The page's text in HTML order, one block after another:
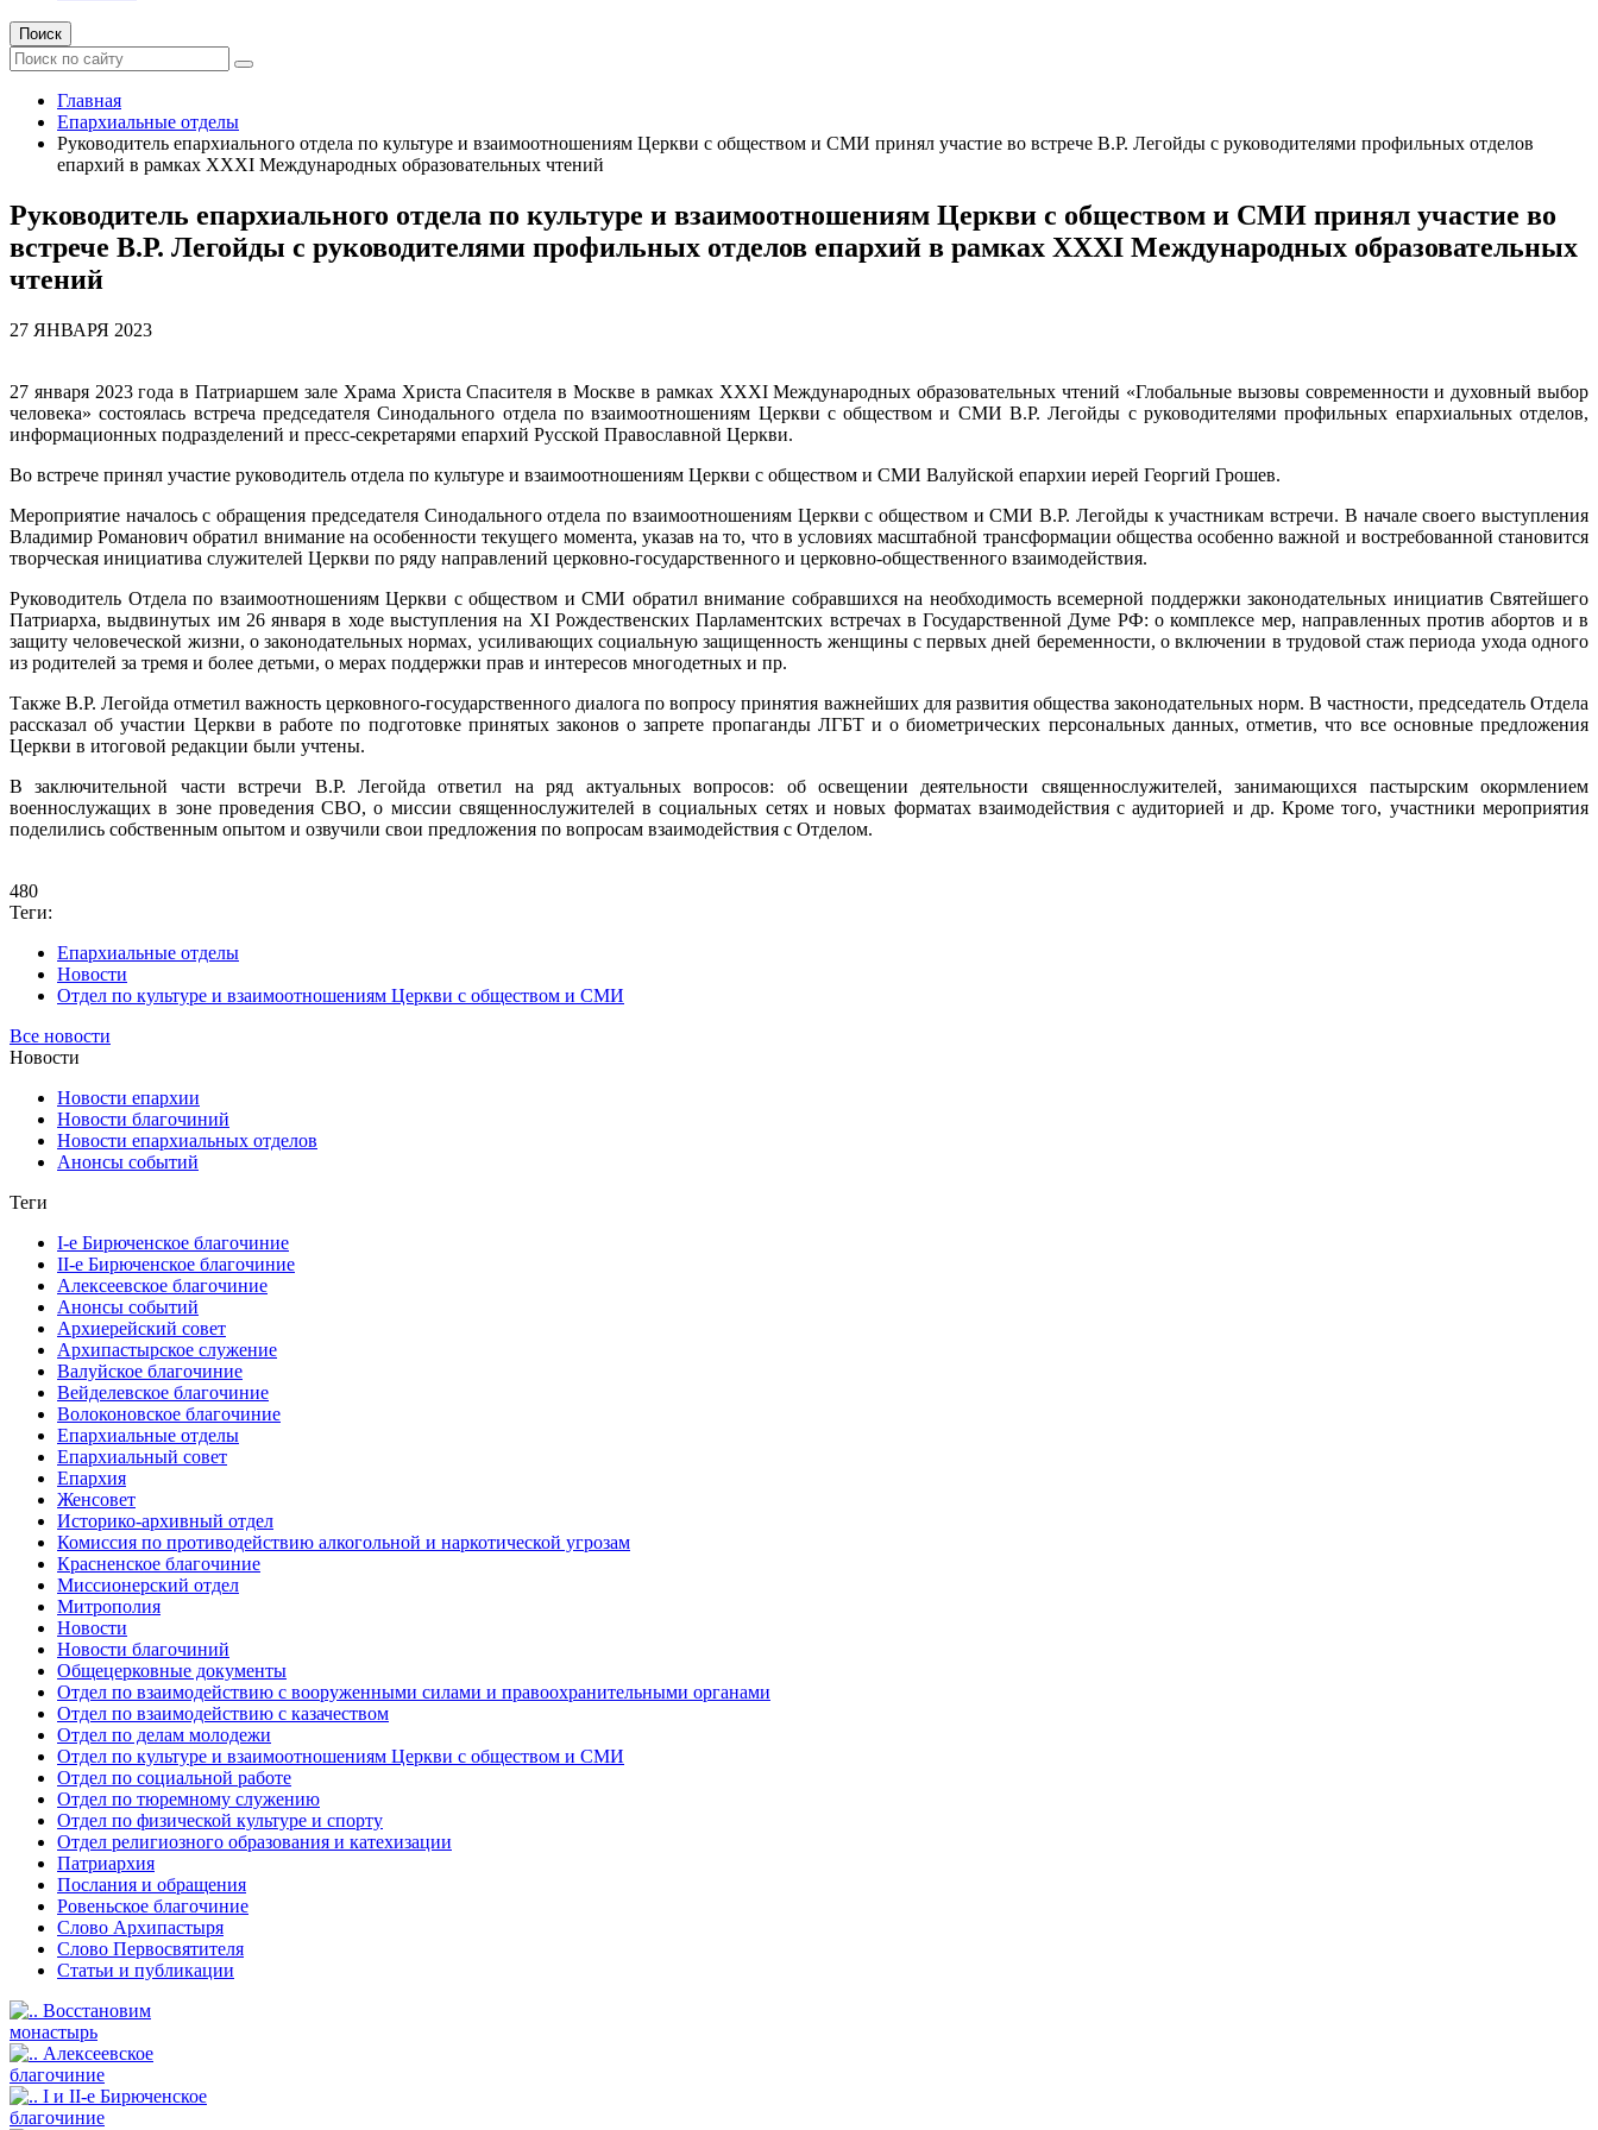
Поиск
Главная
Епархиальные отделы
Руководитель епархиального отдела по культуре и взаимоотношениям Церкви с обществом и СМИ принял участие во встрече В.Р. Легойды с руководителями профильных отделов
епархий в рамках XXXI Международных образовательных чтений
Руководитель епархиального отдела по культуре и взаимоотношениям Церкви с обществом и СМИ принял участие во
встрече В.Р. Легойды с руководителями профильных отделов епархий в рамках XXXI Международных образовательных
чтений
27 ЯНВАРЯ 2023
27 января 2023 года в Патриаршем зале Храма Христа Спасителя в Москве в рамках XXXI Международных образовательных чтений «Глобальные вызовы современности и духовный выбор
человека» состоялась встреча председателя Синодального отдела по взаимоотношениям Церкви с обществом и СМИ В.Р. Легойды с руководителями профильных епархиальных отделов,
информационных подразделений и пресс-секретарями епархий Русской Православной Церкви.
Во встрече принял участие руководитель отдела по культуре и взаимоотношениям Церкви с обществом и СМИ Валуйской епархии иерей Георгий Грошев.
Мероприятие началось с обращения председателя Синодального отдела по взаимоотношениям Церкви с обществом и СМИ В.Р. Легойды к участникам встречи. В начале своего выступления
Владимир Романович обратил внимание на особенности текущего момента, указав на то, что в условиях масштабной трансформации общества особенно важной и востребованной становится
творческая инициатива служителей Церкви по ряду направлений церковно-государственного и церковно-общественного взаимодействия.
Руководитель Отдела по взаимоотношениям Церкви с обществом и СМИ обратил внимание собравшихся на необходимость всемерной поддержки законодательных инициатив Святейшего
Патриарха, выдвинутых им 26 января в ходе выступления на XI Рождественских Парламентских встречах в Государственной Думе РФ: о комплексе мер, направленных против абортов и в
защиту человеческой жизни, о законодательных нормах, усиливающих социальную защищенность женщины с первых дней беременности, о включении в трудовой стаж периода ухода одного
из родителей за тремя и более детьми, о мерах поддержки прав и интересов многодетных и пр.
Также В.Р. Легойда отметил важность церковного-государственного диалога по вопросу принятия важнейших для развития общества законодательных норм. В частности, председатель Отдела
рассказал об участии Церкви в работе по подготовке принятых законов о запрете пропаганды ЛГБТ и о биометрических персональных данных, отметив, что все основные предложения
Церкви в итоговой редакции были учтены.
В заключительной части встречи В.Р. Легойда ответил на ряд актуальных вопросов: об освещении деятельности священнослужителей, занимающихся пастырским окормлением
военнослужащих в зоне проведения СВО, о миссии священнослужителей в социальных сетях и новых форматах взаимодействия с аудиторией и др. Кроме того, участники мероприятия
поделились собственным опытом и озвучили свои предложения по вопросам взаимодействия с Отделом.
480
Теги:
Епархиальные отделы
Новости
Отдел по культуре и взаимоотношениям Церкви с обществом и СМИ
Все новости
Новости
Новости епархии
Новости благочиний
Новости епархиальных отделов
Анонсы событий
Теги
I-е Бирюченское благочиние
II-е Бирюченское благочиние
Алексеевское благочиние
Анонсы событий
Архиерейский совет
Архипастырское служение
Валуйское благочиние
Вейделевское благочиние
Волоконовское благочиние
Епархиальные отделы
Епархиальный совет
Епархия
Женсовет
Историко-архивный отдел
Комиссия по противодействию алкогольной и наркотической угрозам
Красненское благочиние
Миссионерский отдел
Митрополия
Новости
Новости благочиний
Общецерковные документы
Отдел по взаимодействию с вооруженными силами и правоохранительными органами
Отдел по взаимодействию с казачеством
Отдел по делам молодежи
Отдел по культуре и взаимоотношениям Церкви с обществом и СМИ
Отдел по социальной работе
Отдел по тюремному служению
Отдел по физической культуре и спорту
Отдел религиозного образования и катехизации
Патриархия
Послания и обращения
Ровеньское благочиние
Слово Архипастыря
Слово Первосвятителя
Статьи и публикации
Восстановим
монастырь
Алексеевское
благочиние
I и II-е Бирюченское
благочиние